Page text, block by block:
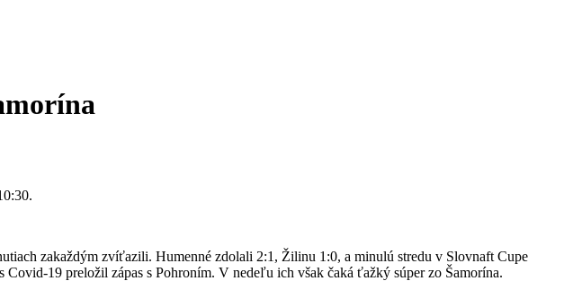
zakaždým zvíťazili. Humenné zdolali 2:1, Žilinu 1:0, a minulú stredu v Slovnaft Cupe
19 preložil zápas s Pohroním. V nedeľu ich však čaká ťažký súper zo Šamorína.